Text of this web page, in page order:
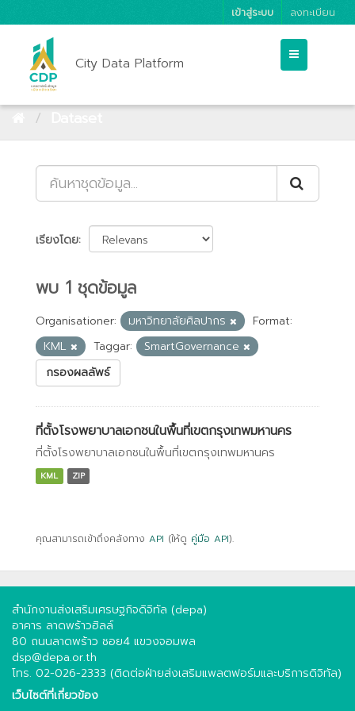
เข้าสู่ระบบ ลงทะเบียน
City Data Platform
เรียงโดย
พบ 1 ชุดข้อมูล
Organisationer: มหาวิทยาลัยศิลปากร
Format:
KML
Taggar:
SmartGovernance
กรองผลลัพธ์
ที่ตั้งโรงพยาบาลเอกชนในพื้นที่เขตกรุงเทพมหานคร
ที่ตั้งโรงพยาบาลเอกชนในพื้นที่เขตกรุงเทพมหานคร
KML ZIP
คุณสามารถเข้าถึงคลังทาง API (ให้ดู คู่มือ API).
สำนักงานส่งเสริมเศรษฐกิจดิจิทัล (depa)
อาคาร ลาดพร้าวฮิลล์
80 ถนนลาดพร้าว ซอย4 แขวงจอมพล
dsp@depa.or.th
โทร. 02-026-2333 (ติดต่อฝ่ายส่งเสริมแพลตฟอร์มและบริการดิจิทัล)
เว็บไซต์ที่เกี่ยวข้อง